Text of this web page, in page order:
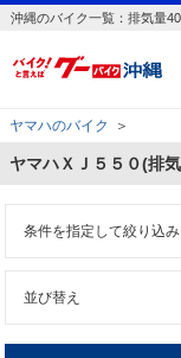
沖縄のバイク一覧：排気量
ヤマハのバイク ＞
ヤマハＸＪ５５０(排
条件を指定して絞り込み
並び替え